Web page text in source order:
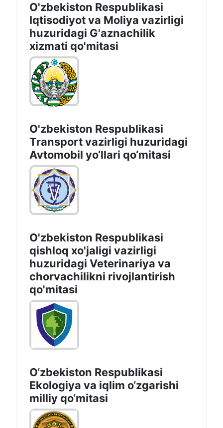
O'zbekiston Respublikasi
Iqtisodiyot vа Moliya vazirligi
huzuridagi G'aznachilik
xizmati qo'mitasi
O'zbekiston Respublikasi
Transport vazirligi huzuridagi
Avtomobil yo‘llari qo‘mitasi
O'zbekiston Respublikasi
qishloq xo'jaligi vazirligi
huzuridagi Veterinariya va
chorvachilikni rivojlantirish
qo'mitasi
O‘zbekiston Respublikasi
Ekologiya va iqlim o‘zgarishi
milliy qo‘mitasi